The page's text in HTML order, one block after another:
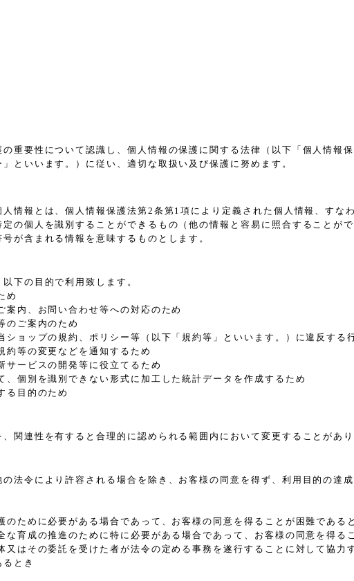
重要性について認識し、個人情報の保護に関する法律（以下「個人情報
といいます。）に従い、適切な取扱い及び保護に努めます。
情報とは、個人情報保護法第2条第1項により定義された個人情報、すな
の個人を識別することができるもの（他の情報と容易に照合することが
が含まれる情報を意味するものとします。
下の目的で利用致します。
め
案内、お問い合わせ等への対応のため
のご案内のため
ショップの規約、ポリシー等（以下「規約等」といいます。）に違反する
約等の変更などを通知するため
サービスの開発等に役立てるため
、個別を識別できない形式に加工した統計データを作成するため
る目的のため
関連性を有すると合理的に認められる範囲内において変更することがあ
法令により許容される場合を除き、お客様の同意を得ず、利用目的の達
のために必要がある場合であって、お客様の同意を得ることが困難である
な育成の推進のために特に必要がある場合であって、お客様の同意を得る
又はその委託を受けた者が法令の定める事務を遂行することに対して協
とき